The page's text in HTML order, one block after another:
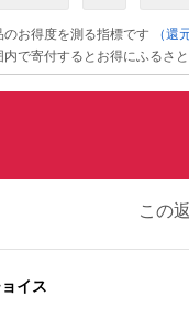
お得度を測る指標です
（還
で寄付するとお得にふるさ
この
イス